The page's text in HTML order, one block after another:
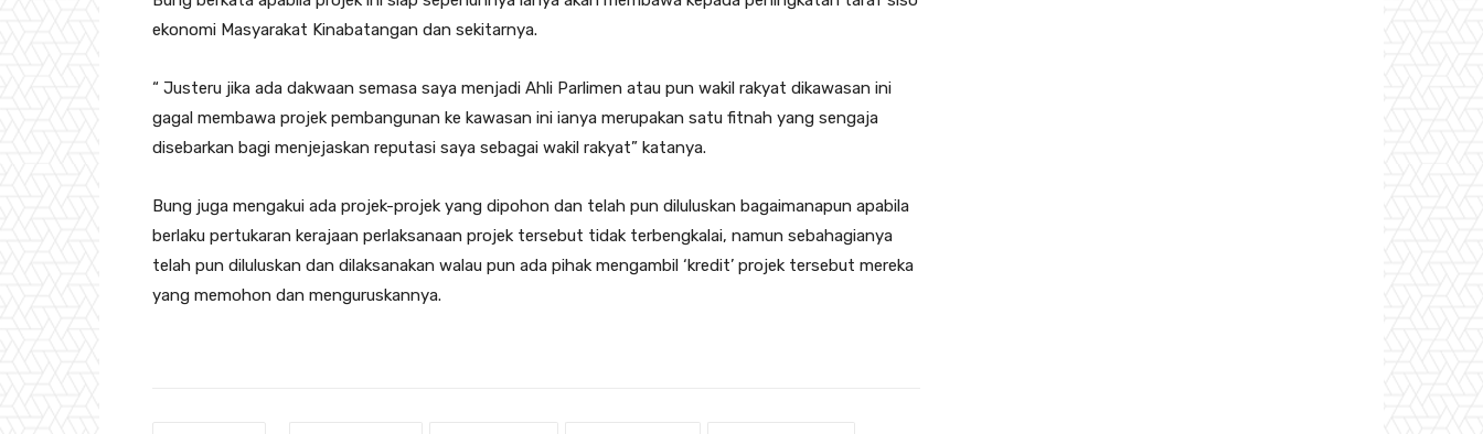
ekonomi Masyarakat Kinabatangan dan sekitarnya.
“ Justeru jika ada dakwaan semasa saya menjadi Ahli Parlimen atau pun wakil rakyat dikawasan ini
gagal membawa projek pembangunan ke kawasan ini ianya merupakan satu fitnah yang sengaja
disebarkan bagi menjejaskan reputasi saya sebagai wakil rakyat” katanya.
Bung juga mengakui ada projek-projek yang dipohon dan telah pun diluluskan bagaimanapun apabila
berlaku pertukaran kerajaan perlaksanaan projek tersebut tidak terbengkalai, namun sebahagianya
telah pun diluluskan dan dilaksanakan walau pun ada pihak mengambil ‘kredit’ projek tersebut mereka
yang memohon dan menguruskannya.